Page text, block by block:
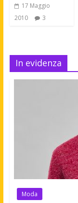
17 Maggio
2010
3
In evidenza
Moda